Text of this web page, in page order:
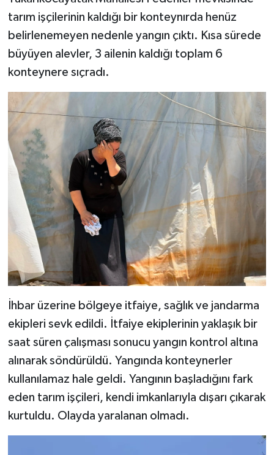
tarım işçilerinin kaldığı bir konteynırda henüz
belirlenemeyen nedenle yangın çıktı. Kısa sürede
büyüyen alevler, 3 ailenin kaldığı toplam 6
konteynere sıçradı.
İhbar üzerine bölgeye itfaiye, sağlık ve jandarma
ekipleri sevk edildi. İtfaiye ekiplerinin yaklaşık bir
saat süren çalışması sonucu yangın kontrol altına
alınarak söndürüldü. Yangında konteynerler
kullanılamaz hale geldi. Yangının başladığını fark
eden tarım işçileri, kendi imkanlarıyla dışarı çıkarak
kurtuldu. Olayda yaralanan olmadı.